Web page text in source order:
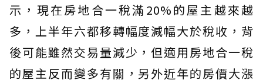
示，現在房地合一稅滿20%的屋主越來越
多，上半年六都移轉幅度減幅大於稅收，背
後可能雖然交易量減少，但適用房地合一稅
的屋主反而變多有關，另外近年的房價大漲